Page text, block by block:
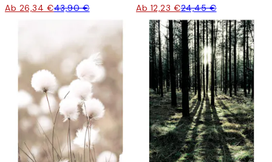
Ab 26,34 €43,90 € Ab 12,23 €24,45 €